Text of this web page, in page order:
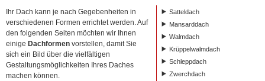
Satteldach
Mansarddach
Walmdach
Krüppelwalmdach
Schleppdach
Zwerchdach
Ihr Dach kann je nach Gegebenheiten in
verschiedenen Formen errichtet werden. Auf
den folgenden Seiten möchten wir Ihnen
einige Dachformen vorstellen, damit Sie
sich ein Bild über die vielfältigen
Gestaltungsmöglichkeiten Ihres Daches
machen können.